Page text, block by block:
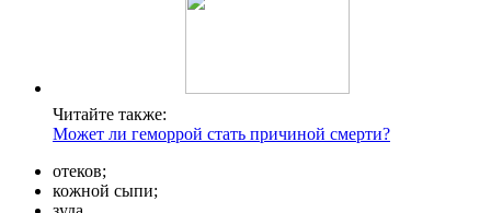
Читайте также:
Может ли геморрой стать причиной смерти?
отеков;
кожной сыпи;